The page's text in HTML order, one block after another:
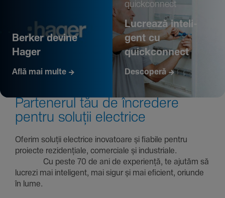
Berker devine
Hager
Află mai multe
quickconnect
Lucrează inte­li­
gent cu
quickconnect
Descoperă
Parte­nerul tău de încre­dere
pentru soluții electrice
Oferim soluții electrice inova­toare și fiabile pentru
proiecte rezi­den­țiale, comer­ciale și indus­triale.
Cu peste 70 de ani de expe­riență, te ajutăm să
lucrezi mai inte­li­gent, mai sigur și mai eficient, oriunde
în lume.